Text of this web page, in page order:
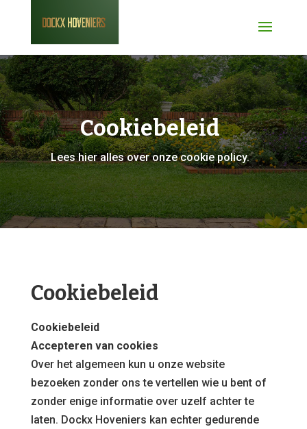
Cookiebeleid
Lees hier alles over onze cookie policy.
Cookiebeleid
Cookiebeleid
Accepteren van cookies
Over het algemeen kun u onze website
bezoeken zonder ons te vertellen wie u bent of
zonder enige informatie over uzelf achter te
laten. Dockx Hoveniers kan echter gedurende